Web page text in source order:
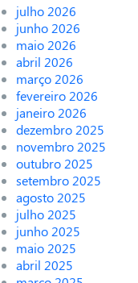
julho 2026
junho 2026
maio 2026
abril 2026
março 2026
fevereiro 2026
janeiro 2026
dezembro 2025
novembro 2025
outubro 2025
setembro 2025
agosto 2025
julho 2025
junho 2025
maio 2025
abril 2025